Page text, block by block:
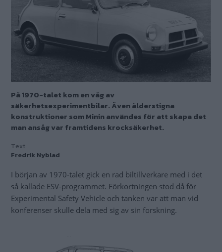
På 1970-talet kom en våg av
säkerhetsexperimentbilar. Även ålderstigna
konstruktioner som Minin användes för att skapa det
man ansåg var framtidens krocksäkerhet.
Text
Fredrik Nyblad
I början av 1970-talet gick en rad biltillverkare med i det
så kallade ESV-programmet. Förkortningen stod då för
Experimental Safety Vehicle och tanken var att man vid
konferenser skulle dela med sig av sin forskning.